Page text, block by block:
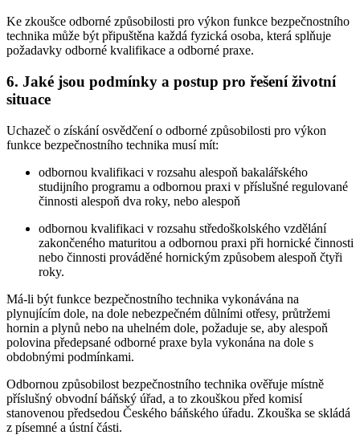
Ke zkoušce odborné způsobilosti pro výkon funkce bezpečnostního
technika může být připuštěna každá fyzická osoba, která splňuje
požadavky odborné kvalifikace a odborné praxe.
6. Jaké jsou podmínky a postup pro řešení životní
situace
Uchazeč o získání osvědčení o odborné způsobilosti pro výkon
funkce bezpečnostního technika musí mít:
odbornou kvalifikaci v rozsahu alespoň bakalářského
studijního programu a odbornou praxi v příslušné regulované
činnosti alespoň dva roky, nebo alespoň
odbornou kvalifikaci v rozsahu středoškolského vzdělání
zakončeného maturitou a odbornou praxi při hornické činnosti
nebo činnosti prováděné hornickým způsobem alespoň čtyři
roky.
Má-li být funkce bezpečnostního technika vykonávána na
plynujícím dole, na dole nebezpečném důlními otřesy, průtržemi
hornin a plynů nebo na uhelném dole, požaduje se, aby alespoň
polovina předepsané odborné praxe byla vykonána na dole s
obdobnými podmínkami.
Odbornou způsobilost bezpečnostního technika ověřuje místně
příslušný obvodní báňský úřad, a to zkouškou před komisí
stanovenou předsedou Českého báňského úřadu. Zkouška se skládá
z písemné a ústní části.